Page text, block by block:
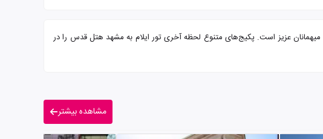
مجرب آماده پذیرایی از شما میهمانان عزیز است. پکیج‌های متنوع لحظه آخری تور ایلام به مشهد هتل قدس را در
مشاهده بیشتر